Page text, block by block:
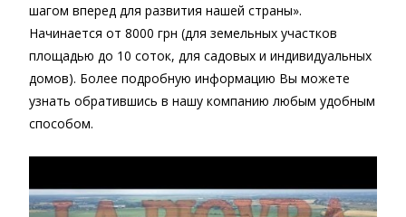
шагом вперед для развития нашей страны».
Начинается от 8000 грн (для земельных участков
площадью до 10 соток, для садовых и индивидуальных
домов). Более подробную информацию Вы можете
узнать обратившись в нашу компанию любым удобным
способом.